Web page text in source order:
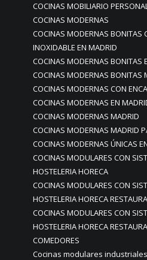
COCINAS MOBILIARIO
COCINAS MODERNAS
COCINAS MODERNAS BONITAS
INOXIDABLE EN MADRID
COCINAS MODERNAS BONITAS
COCINAS MODERNAS BONITAS
COCINAS MODERNAS CON
COCINAS MODERNAS EN
COCINAS MODERNAS MADRID
COCINAS MODERNAS MADRID
COCINAS MODERNAS ÚNICAS
COCINAS MODULARES CON
HOSTELERIA HORECA
COCINAS MODULARES CON
HOSTELERIA HORECA
COCINAS MODULARES CON
HOSTELERIA HORECA
COMEDORES
Cocinas modulares industriales